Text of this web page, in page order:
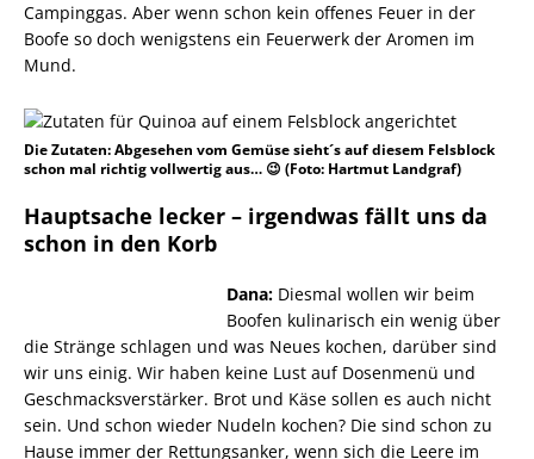
Campinggas. Aber wenn schon kein offenes Feuer in der
Boofe so doch wenigstens ein Feuerwerk der Aromen im
Mund.
Die Zutaten: Abgesehen vom Gemüse sieht´s auf diesem Felsblock
schon mal richtig vollwertig aus… 😉 (Foto: Hartmut Landgraf)
Hauptsache lecker – irgendwas fällt uns da
schon in den Korb
Dana: Diesmal wollen wir beim
Boofen kulinarisch ein wenig über
die Stränge schlagen und was Neues kochen, darüber sind
wir uns einig. Wir haben keine Lust auf Dosenmenü und
Geschmacksverstärker. Brot und Käse sollen es auch nicht
sein. Und schon wieder Nudeln kochen? Die sind schon zu
Hause immer der Rettungsanker, wenn sich die Leere im